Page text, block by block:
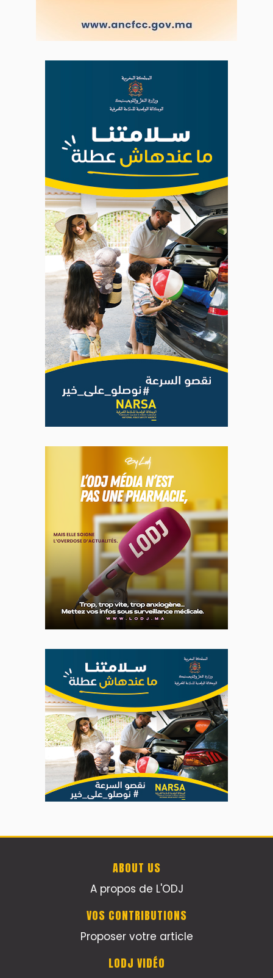
ABOUT US
A propos de L'ODJ
VOS CONTRIBUTIONS
Proposer votre article
LODJ VIDÉO